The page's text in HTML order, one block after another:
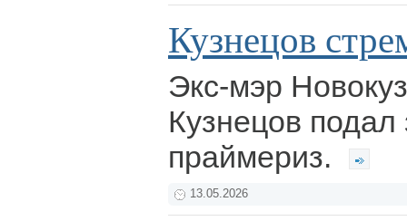
Кузнецов
Экс-мэр
Кузнецов
праймериз.
13.05.2026